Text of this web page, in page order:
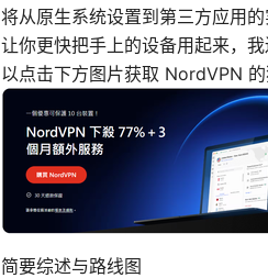
将从原生系统设置到第三方应用
让你更快把手上的设备用起来，
以点击下方图片获取 NordVPN
简要综述与路线图